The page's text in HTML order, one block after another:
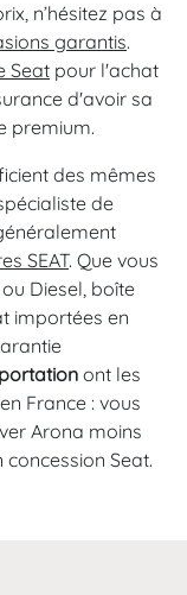
n’hésitez pas à
garantis.
Seat pour l'achat
d'avoir sa
premium.
des mêmes
de
SEAT. Que vous
Diesel, boîte
importées en
ont les
France : vous
Arona moins
Seat.